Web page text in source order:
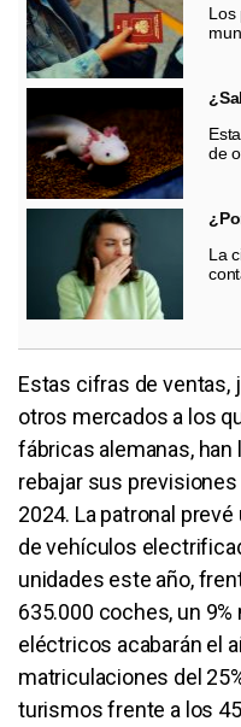
Los
de
La
Estas cifras de ventas,
otros mercados a los
fábricas alemanas, han
rebajar sus
2024. La patronal
de vehículos
unidades este año,
635.000 coches, un
eléctricos acabarán el
matriculaciones del
turismos frente a los